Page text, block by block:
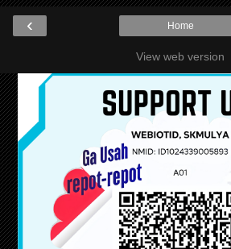
‹ Home
View web version